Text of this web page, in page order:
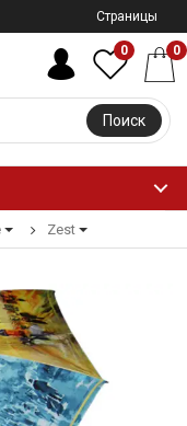
Страницы
Поиск
0 0
Zest